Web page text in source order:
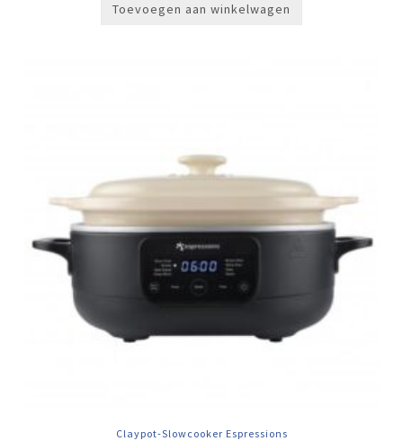
Toevoegen aan winkelwagen
Claypot-Slowcooker Espressions